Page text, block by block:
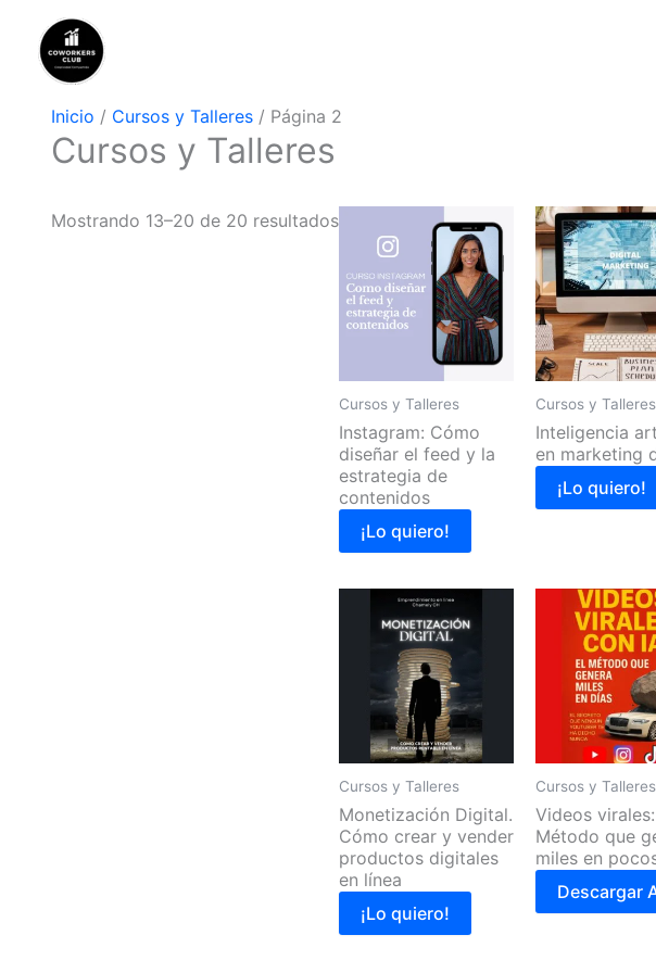
contenido
Inicio / Cursos y Talleres / Página 2
Cursos y Talleres
Mostrando 13–20 de 20 resultados
Cursos y Talleres
Instagram: Cómo
diseñar el feed y la
estrategia de
contenidos
¡Lo quiero!
Cursos y Talleres
Inteligencia
en marketing
¡Lo quiero!
Cursos y Talleres
Monetización Digital.
Cómo crear y vender
productos digitales
en línea
¡Lo quiero!
Cursos y Talleres
Videos
Método que
miles en
Descargar